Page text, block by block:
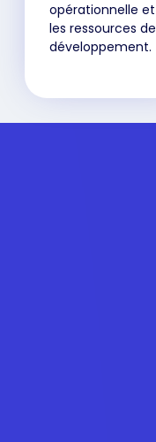
opérationnelle et
les ressources de
développement.